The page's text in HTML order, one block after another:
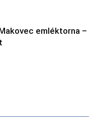
emléktorna –